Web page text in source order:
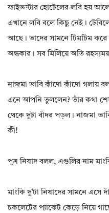
ফাইভস্টার হোটেলের লবি হয়
এখানে লবি বলে কিছু নেই।
আছে। তাদের সামনে টিমটিম
অন্ধকার। সব মিলিয়ে অতি
নাজমা ভাবি কাঁদো কাঁদো গলায়
এনে আপনি তুললেন? তাঁর কথা
থেকে দুটা বাঁদর পড়ল। নাজমা
কী!
পুত্র নিষাদ বলল, এগুলির নাম
মাংকি দু’টা নিষাদের সামনে এসে
চকলেটের প্যাকেট কেড়ে নিয়ে